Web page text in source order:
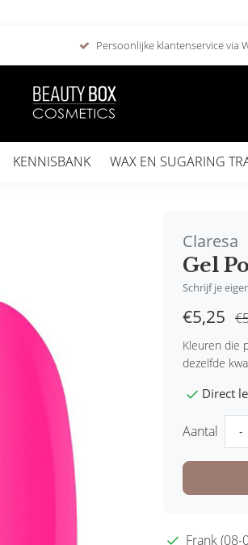
Persoonlijke klantenservice via
KENNISBANK WAX EN SUGARING
Claresa
Gel
Schrijf je
€5,25
Kleuren die
dezelfde
Direct
Aantal -
Frank